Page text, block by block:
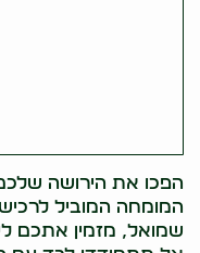
הפכו את הירושה
המומחה המוביל
שמואל, מזמין אתכם